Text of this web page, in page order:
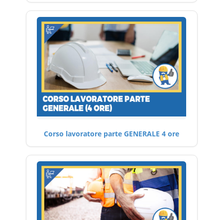
Corso lavoratore parte GENERALE 4 ore